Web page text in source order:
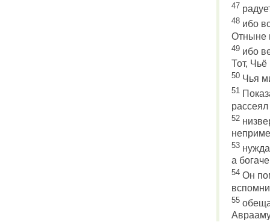
47
48ибо
Отныне
49ибо
Тот, Чьё
50Чья
51
52
53
а
54Он
55